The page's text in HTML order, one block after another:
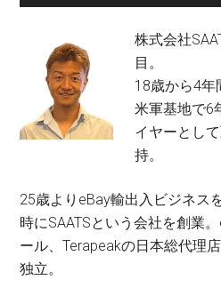
株式会社
目。
18歳から4年
米軍基地で6
イヤーとし
持。
25歳よりeBay輸出入ビジネス
時にSAATSという会社を創業
ール、Terapeakの日本総代理
独立。